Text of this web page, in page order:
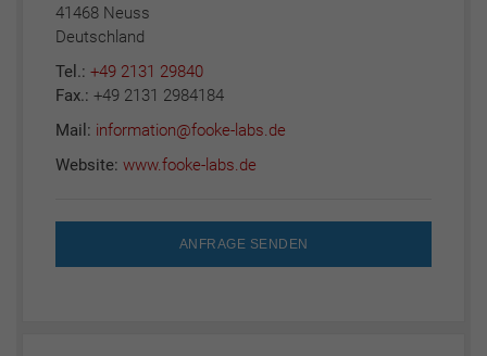
41468 Neuss
Deutschland
Tel.: +49 2131 29840
Fax.: +49 2131 2984184
Mail: information@fooke-labs.de
Website: www.fooke-labs.de
ANFRAGE SENDEN